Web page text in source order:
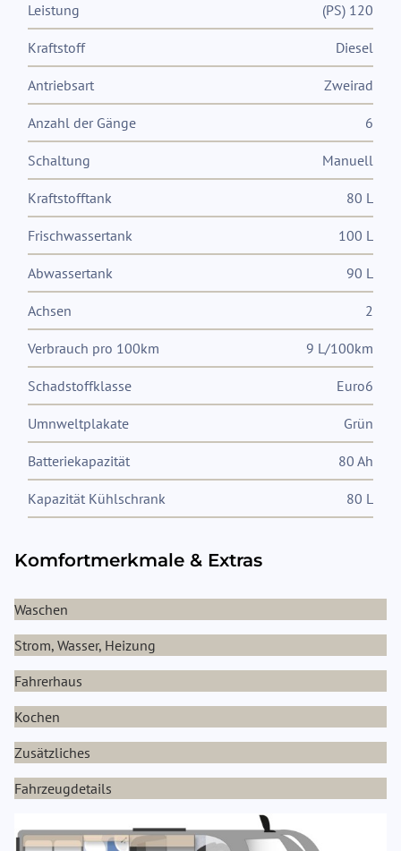
Leistung (PS) 120
Kraftstoff Diesel
Antriebsart Zweirad
Anzahl der Gänge 6
Schaltung Manuell
Kraftstofftank 80 L
Frischwassertank 100 L
Abwassertank 90 L
Achsen 2
Verbrauch pro 100km 9 L/100km
Schadstoffklasse Euro6
Umnweltplakate Grün
Batteriekapazität 80 Ah
Kapazität Kühlschrank 80 L
Komfortmerkmale & Extras
Waschen
Strom, Wasser, Heizung
Fahrerhaus
Kochen
Zusätzliches
Fahrzeugdetails